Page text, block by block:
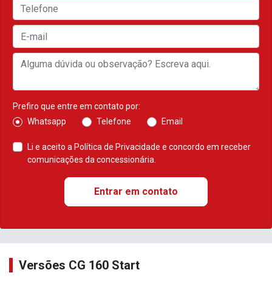
Prefiro que entre em contato por:
Whatsapp
Telefone Email
Li e aceito a Política de Privacidade e concordo em receber
comunicações da concessionária.
Entrar em contato
Versões CG 160 Start